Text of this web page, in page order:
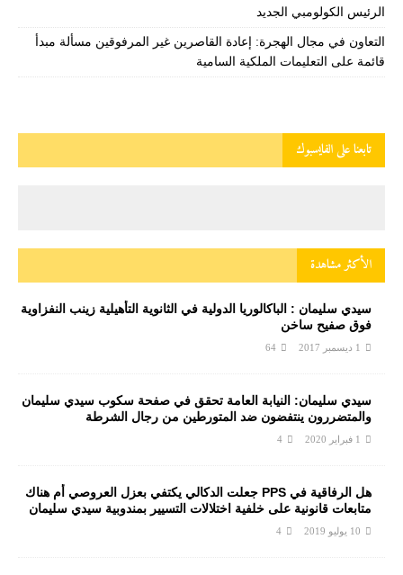
الرئيس الكولومبي الجديد
التعاون في مجال الهجرة: إعادة القاصرين غير المرفوقين مسألة مبدأ
قائمة على التعليمات الملكية السامية
تابعنا على الفايسبوك
الأكثر مشاهدة
سيدي سليمان : الباكالوريا الدولية في الثانوية التأهيلية زينب النفزاوية
فوق صفيح ساخن
1 ديسمبر 2017 64
سيدي سليمان: النيابة العامة تحقق في صفحة سكوب سيدي سليمان
والمتضررون ينتفضون ضد المتورطين من رجال الشرطة
1 فبراير 2020 4
هل الرفاقية في PPS جعلت الدكالي يكتفي بعزل العروصي أم هناك
متابعات قانونية على خلفية اختلالات التسيير بمندوبية سيدي سليمان
10 يوليو 2019 4